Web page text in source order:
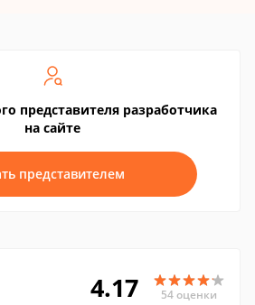
представителя разработчика
на сайте
представителем
4.17 54 оценки